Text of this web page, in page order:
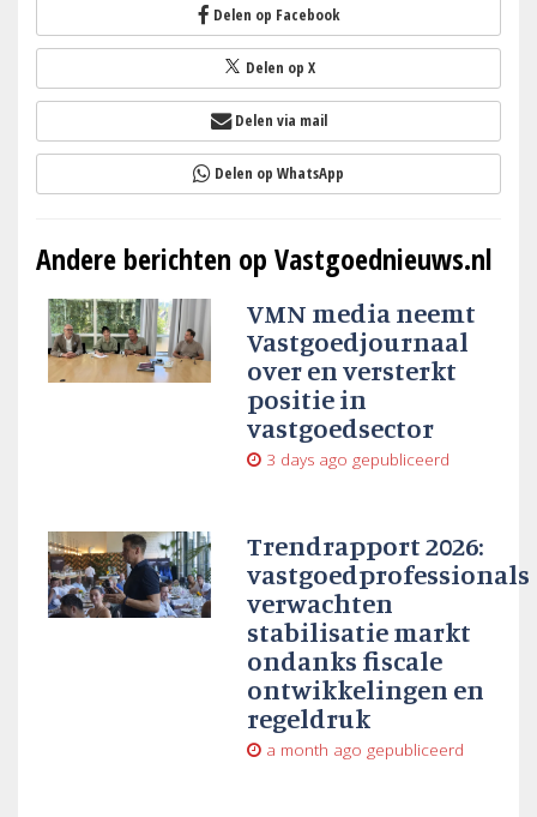
Delen op Facebook
Delen op X
Delen via mail
Delen op WhatsApp
Andere berichten op Vastgoednieuws.nl
VMN media neemt
Vastgoedjournaal
over en versterkt
positie in
vastgoedsector
3 days ago gepubliceerd
Trendrapport 2026:
vastgoedprofessionals
verwachten
stabilisatie markt
ondanks fiscale
ontwikkelingen en
regeldruk
a month ago gepubliceerd